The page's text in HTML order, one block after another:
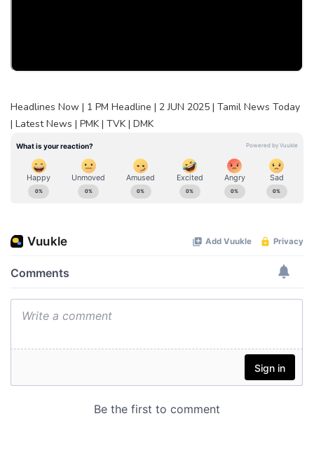
Headlines Now | 1 PM Headline | 2 JUN 2025 | Tamil News Today
| Latest News | PMK | TVK | DMK